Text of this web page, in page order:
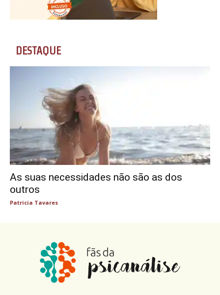
DESTAQUE
As suas necessidades não são as dos
outros
Patricia Tavares